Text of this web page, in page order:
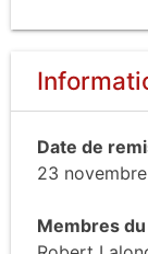
Date de
23
Membres